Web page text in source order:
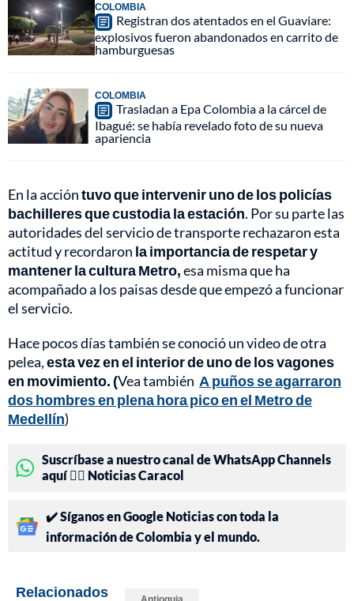
COLOMBIA
Registran dos atentados en el Guaviare:
explosivos fueron abandonados en carrito de
hamburguesas
COLOMBIA
Trasladan a Epa Colombia a la cárcel de
Ibagué: se había revelado foto de su nueva
apariencia
En la accióntuvo que intervenir uno de los policías
bachilleres que custodia la estación. Por su parte las
autoridades del servicio de transporte rechazaron esta
actitud y recordaron la importancia de respetar y
mantener la cultura Metro,esa misma que ha
acompañado a los paisas desde que empezó a funcionar
el servicio.
Hace pocos días también se conoció un video de otra
pelea,esta vez en el interior de uno de los vagones
en movimiento. (Vea también A puños se agarraron
dos hombres en plena hora pico en el Metro de
Medellín)
Suscríbase a nuestro canal de WhatsApp Channels
aquí 👉🏻 Noticias Caracol
✔️ Síganos en Google Noticias con toda la
información de Colombia y el mundo.
Relacionados